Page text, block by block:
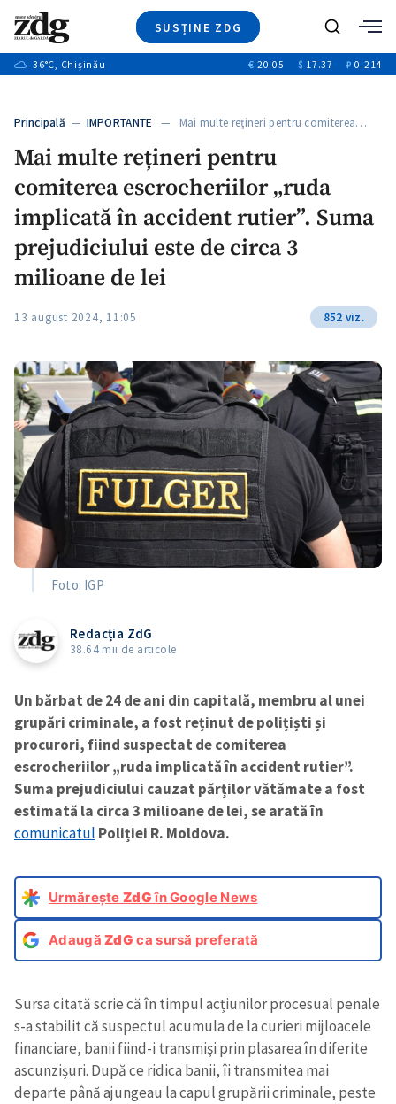
SUSȚINE ZDG
Ştiri
+11
Video
Special
+1
+1
ZdGust
Caută
36°C, Chișinău € 20.05 $ 17.37 ₽ 0.214
Principală — IMPORTANTE — Mai multe rețineri pentru comiterea…
Mai multe rețineri pentru
comiterea escrocheriilor „ruda
implicată în accident rutier”. Suma
prejudiciului este de circa 3
milioane de lei
13 august 2024, 11:05 852 viz.
Foto: IGP
Redacția ZdG
38.64 mii de articole
Un bărbat de 24 de ani din capitală, membru al unei
grupări criminale, a fost reținut de polițiști și
procurori, fiind suspectat de comiterea
escrocheriilor „ruda implicată în accident rutier”.
Suma prejudiciului cauzat părților vătămate a fost
estimată la circa 3 milioane de lei, se arată în
comunicatul Poliției R. Moldova.
Urmărește ZdGîn Google News
AdaugăZdG ca sursă preferată
Sursa citată scrie că în timpul acțiunilor procesual penale
s-a stabilit că suspectul acumula de la curieri mijloacele
financiare, banii fiind-i transmiși prin plasarea în diferite
ascunzișuri. După ce ridica banii, îi transmitea mai
departe până ajungeau la capul grupării criminale, peste